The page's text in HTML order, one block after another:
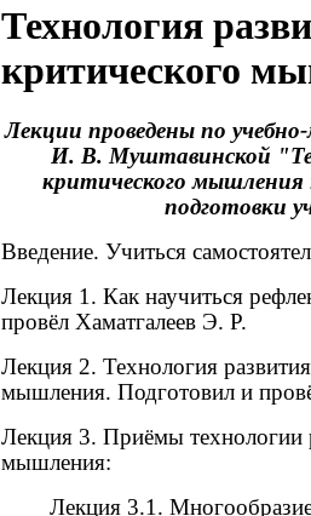
Технология
критического
Лекции проведены по
И. В. Муштавинской
критического мышления
подготовки
Введение. Учиться
Лекция 1. Как научиться
провёл Хаматгалеев Э. Р.
Лекция 2. Технология
мышления. Подготовил и
Лекция 3. Приёмы технологии
мышления:
Лекция 3.1.